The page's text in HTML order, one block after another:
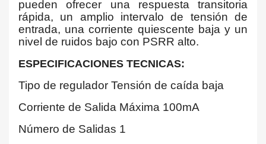
pueden ofrecer una respuesta transitoria
rápida, un amplio intervalo de tensión de
entrada, una corriente quiescente baja y un
nivel de ruidos bajo con PSRR alto.
ESPECIFICACIONES TECNICAS:
Tipo de regulador Tensión de caída baja
Corriente de Salida Máxima 100mA
Número de Salidas 1